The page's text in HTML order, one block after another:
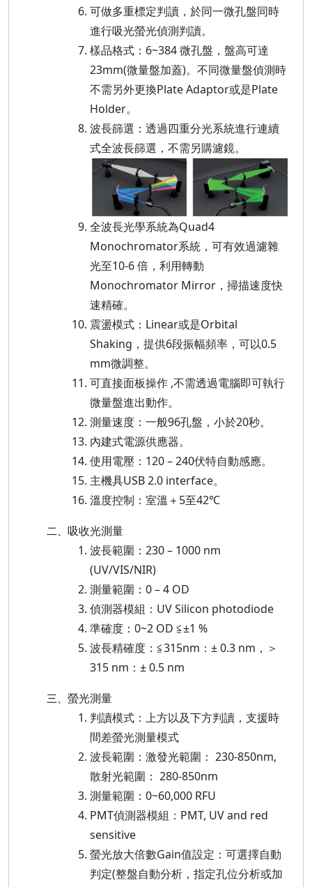
可做多重標定判讀，於同一微孔盤同時
進行吸光螢光偵測判讀。
樣品格式：6~384 微孔盤，盤高可達
23mm(微量盤加蓋)。不同微量盤偵測時
不需另外更換Plate Adaptor或是Plate
Holder。
波長篩選：透過四重分光系統進行連續
式全波長篩選，不需另購濾鏡。
全波長光學系統為Quad4
Monochromator系統，可有效過濾雜
光至10-6 倍，利用轉動
Monochromator Mirror，掃描速度快
速精確。
震盪模式：Linear或是Orbital
Shaking，提供6段振幅頻率，可以0.5
mm微調整。
可直接面板操作 ,不需透過電腦即可執行
微量盤進出動作。
測量速度：一般96孔盤，小於20秒。
內建式電源供應器。
使用電壓：120 – 240伏特自動感應。
主機具USB 2.0 interface。
溫度控制：室溫＋5至42℃
二、 吸收光測量
波長範圍：230 – 1000 nm
(UV/VIS/NIR)
測量範圍：0 – 4 OD
偵測器模組：UV Silicon photodiode
準確度：0~2 OD ≦±1 %
波長精確度：≦315nm：± 0.3 nm，＞
315 nm：± 0.5 nm
三、 螢光測量
判讀模式：上方以及下方判讀，支援時
間差螢光測量模式
波長範圍：激發光範圍： 230-850nm,
散射光範圍： 280-850nm
測量範圍：0~60,000 RFU
PMT偵測器模組：PMT, UV and red
sensitive
螢光放大倍數Gain值設定：可選擇自動
判定(整盤自動分析，指定孔位分析或加